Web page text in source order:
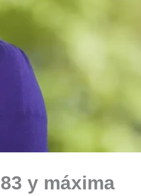
y máxima